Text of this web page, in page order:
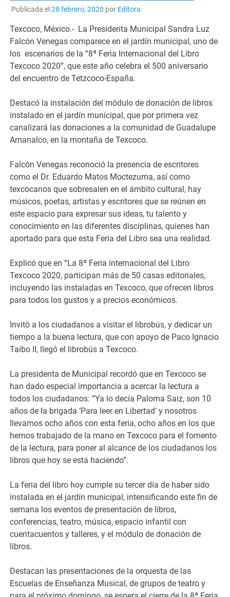
Publicada el 28 febrero, 2020 por Editora
Texcoco, México.- La Presidenta Municipal Sandra Luz
Falcón Venegas comparece en el jardín municipal, uno de
los escenarios de la “8ª Feria Internacional del Libro
Texcoco 2020”, que este año celebra el 500 aniversario
del encuentro de Tetzcoco-España.
Destacó la instalación del módulo de donación de libros
instalado en el jardín municipal, que por primera vez
canalizará las donaciones a la comunidad de Guadalupe
Amanalco, en la montaña de Texcoco.
Falcón Venegas reconoció la presencia de escritores
como el Dr. Eduardo Matos Moctezuma, así como
texcocanos que sobresalen en el ámbito cultural, hay
músicos, poetas, artistas y escritores que se reúnen en
este espacio para expresar sus ideas, tu talento y
conocimiento en las diferentes disciplinas, quienes han
aportado para que esta Feria del Libro sea una realidad.
Explicó que en “La 8ª Feria internacional del Libro
Texcoco 2020, participan más de 50 casas editoriales,
incluyendo las instaladas en Texcoco, que ofrecen libros
para todos los gustos y a precios económicos.
Invitó a los ciudadanos a visitar el librobús, y dedicar un
tiempo a la buena lectura, que con apoyo de Paco Ignacio
Taibo II, llegó el librobús a Texcoco.
La presidenta de Municipal recordó que en Texcoco se
han dado especial importancia a acercar la lectura a
todos los ciudadanos: “Ya lo decía Paloma Saiz, son 10
años de la brigada ‘Para leer en Libertad’ y nosotros
llevamos ocho años con esta feria, ocho años en los que
hemos trabajado de la mano en Texcoco para el fomento
de la lectura, para poner al alcance de los ciudadanos los
libros que hoy se está haciendo”.
La feria del libro hoy cumple su tercer día de haber sido
instalada en el jardín municipal, intensificando este fin de
semana los eventos de presentación de libros,
conferencias, teatro, música, espacio infantil con
cuentacuentos y talleres, y el módulo de donación de
libros.
Destacan las presentaciones de la orquesta de las
Escuelas de Enseñanza Musical, de grupos de teatro y